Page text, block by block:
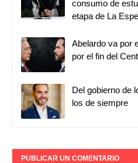
consumo de
etapa de La
Abelardo va por
por el fin del
Del gobierno de
los de siempre
PUBLICAR UN COMENTARIO